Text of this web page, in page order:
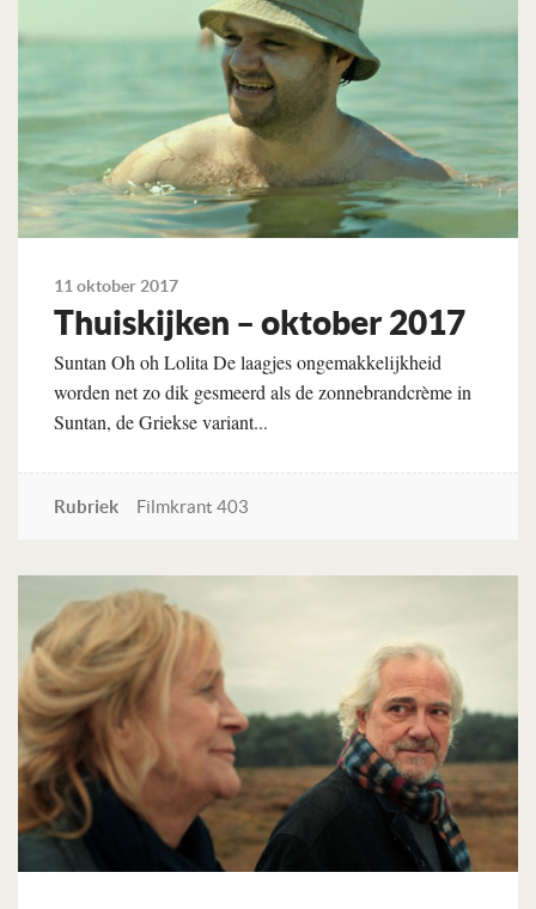
11 oktober 2017
Thuiskijken – oktober 2017
Suntan Oh oh Lolita De laagjes ongemakkelijkheid
worden net zo dik gesmeerd als de zonnebrandcrème in
Suntan, de Griekse variant...
Rubriek Filmkrant 403
Lees verder